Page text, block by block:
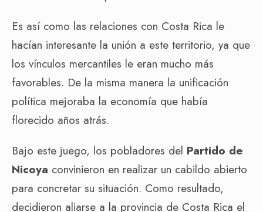
Es así como las relaciones con Costa Rica le
hacían interesante la unión a este territorio, ya que
los vínculos mercantiles le eran mucho más
favorables. De la misma manera la unificación
política mejoraba la economía que había
florecido años atrás.
Bajo este juego, los pobladores del Partido de
Nicoya convinieron en realizar un cabildo abierto
para concretar su situación. Como resultado,
decidieron aliarse a la provincia de Costa Rica el